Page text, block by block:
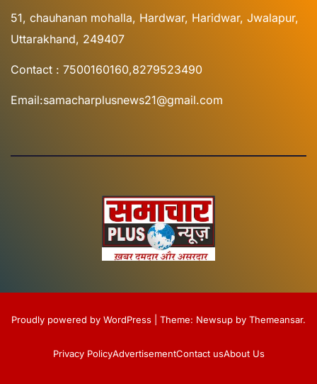
51, chauhanan mohalla, Hardwar, Haridwar, Jwalapur,
Uttarakhand, 249407
Contact : 7500160160,8279523490
Email:samacharplusnews21@gmail.com
Proudly powered by WordPress Theme: Newsup by Themeansar.
Privacy PolicyAdvertisementContact usAbout Us